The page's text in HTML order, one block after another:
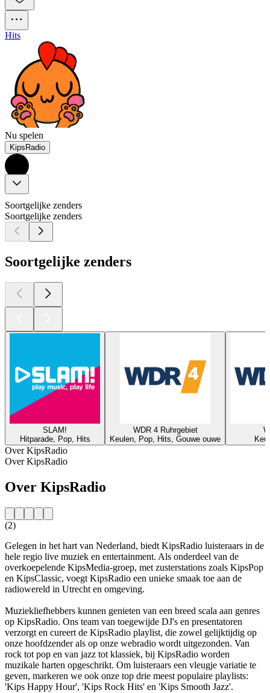
Hits
Nu spelen
KipsRadio
Soortgelijke zenders
Soortgelijke zenders
Soortgelijke zenders
SLAM!
Hitparade, Pop, Hits
WDR 4 Ruhrgebiet
Keulen, Pop, Hits, Gouwe ouwe
Over KipsRadio
Over KipsRadio
Over KipsRadio
(2)
Gelegen in het hart van Nederland, biedt KipsRadio luisteraars in de
hele regio live muziek en entertainment. Als onderdeel van de
overkoepelende KipsMedia-groep, met zusterstations zoals KipsPop
en KipsClassic, voegt KipsRadio een unieke smaak toe aan de
radiowereld in Utrecht en omgeving.
Muziekliefhebbers kunnen genieten van een breed scala aan genres
op KipsRadio. Ons team van toegewijde DJ's en presentatoren
verzorgt en cureert de KipsRadio playlist, die zowel gelijktijdig op
onze hoofdzender als op onze webradio wordt uitgezonden. Van
rock tot pop en van jazz tot klassiek, bij KipsRadio worden
muzikale harten opgeschrikt. Om luisteraars een vleugje variatie te
geven, markeren we ook onze top drie meest populaire playlists:
'Kips Happy Hour', 'Kips Rock Hits' en 'Kips Smooth Jazz'.